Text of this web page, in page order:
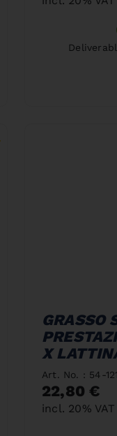
GRASSO
X
Art. No. : 54-
22,80 €
incl. 20% VAT